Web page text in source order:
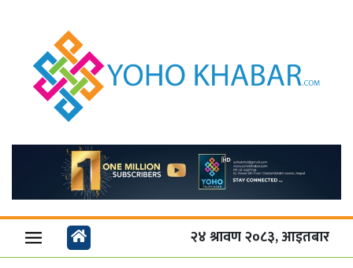
२४ श्रावण २०८३, आइतबार